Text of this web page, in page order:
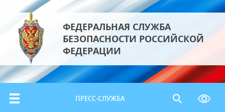
ФЕДЕРАЛЬНАЯ СЛУЖБА
БЕЗОПАСНОСТИ РОССИЙСКОЙ
ФЕДЕРАЦИИ
ПРЕСС-СЛУЖБА